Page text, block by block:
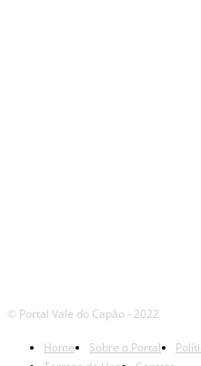
© Portal Vale do Capão - 2022
Home Sobre o Portal